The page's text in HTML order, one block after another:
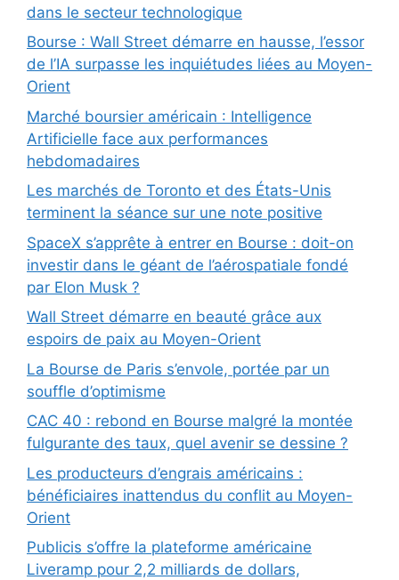
dans le secteur technologique
Bourse : Wall Street démarre en hausse, l’essor
de l’IA surpasse les inquiétudes liées au Moyen-
Orient
Marché boursier américain : Intelligence
Artificielle face aux performances
hebdomadaires
Les marchés de Toronto et des États-Unis
terminent la séance sur une note positive
SpaceX s’apprête à entrer en Bourse : doit-on
investir dans le géant de l’aérospatiale fondé
par Elon Musk ?
Wall Street démarre en beauté grâce aux
espoirs de paix au Moyen-Orient
La Bourse de Paris s’envole, portée par un
souffle d’optimisme
CAC 40 : rebond en Bourse malgré la montée
fulgurante des taux, quel avenir se dessine ?
Les producteurs d’engrais américains :
bénéficiaires inattendus du conflit au Moyen-
Orient
Publicis s’offre la plateforme américaine
Liveramp pour 2,2 milliards de dollars,